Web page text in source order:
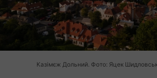
Казімєж Дольний. Фото: Яцек